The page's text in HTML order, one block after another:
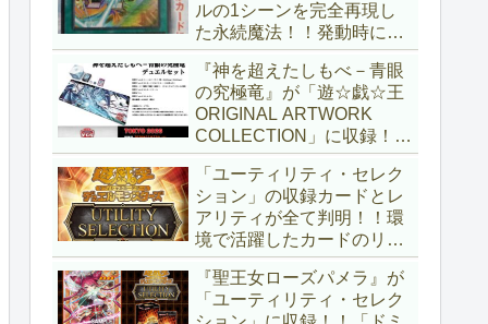
ルの1シーンを完全再現し
た永続魔法！！発動時に無
差別にモンスターを裏返す
効果も、なかなかの影響力
ですね～。「Ｖジャンプ
(2026年10月号)」付属カー
ド。【遊戯王OCG】
『神を超えたしもべ－青眼
の究極竜』が「遊☆戯☆王
ORIGINAL ARTWORK
COLLECTION」に収録！！
3回の攻撃と除去、強固な
耐性と、正しく『強靭！無
敵！最強！』な「ブルーア
イズ」が登場です！！【遊
戯王OCG】
「ユーティリティ・セレク
ション」の収録カードとレ
アリティが全て判明！！環
境で活躍したカードのリメ
イクが多数収録！！調整版
『墓穴の指名者』や「ドミ
ナス」の少女のカード化な
『聖王女ローズパメラ』が
「ユーティリティ・セレク